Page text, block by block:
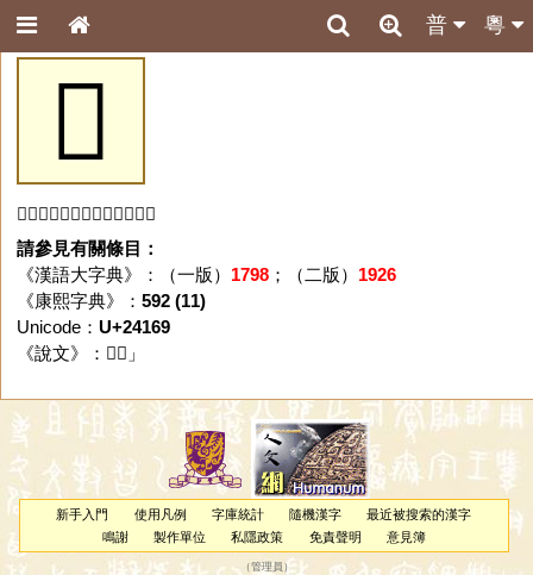
粵
普
𤅩
「𤅩」字未收錄於本資料庫。
請參見有關條目：
《漢語大字典》：（一版） 1798；（二版） 1926
《康熙字典》： 592 (11)
Unicode： U+24169
《說文》：「 𤅩 」
新手入門 使用凡例 字庫統計 隨機漢字
最近被搜索的漢字
鳴謝
製作單位 私隱政策 免責聲明 意見簿
（管理員 ）